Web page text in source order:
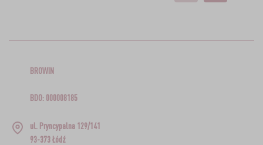
BROWIN
BDO: 000008185
ul. Pryncypalna 129/141
93-373 Łódź